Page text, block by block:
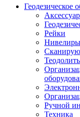
Геодезическое
Рейки
Нивелиры
Ручной
Техника